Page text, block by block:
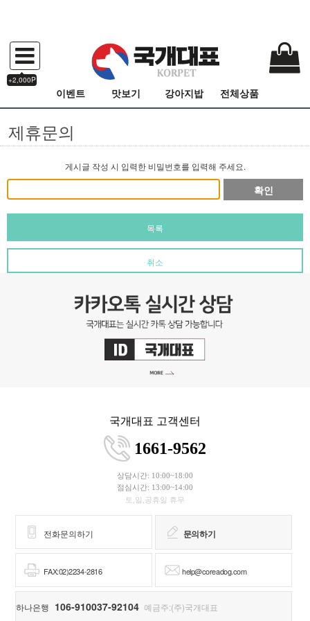
+2,000P
이벤트 맛보기 강아지밥 전체상품
제휴문의
게시글 작성 시 입력한 비밀번호를 입력해 주세요.
확인
목록
취소
국개대표 고객센터
1661-9562
상담시간: 10:00~18:00
점심시간: 13:00~14:00
토,일,공휴일 휴무
전화문의하기 문의하기
FAX:02)2234-2816 help@coreadog.com
하나은행 106-910037-92104 예금주:(주)국개대표